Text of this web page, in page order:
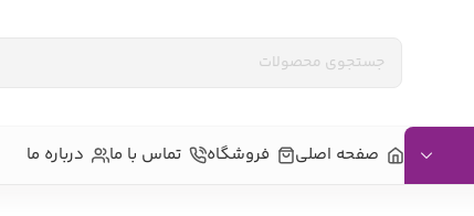
صفحه اصلی فروشگاه تماس با ما درباره ما